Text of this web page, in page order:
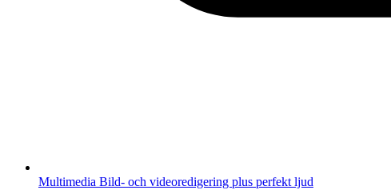
Multimedia Bild- och videoredigering plus perfekt ljud